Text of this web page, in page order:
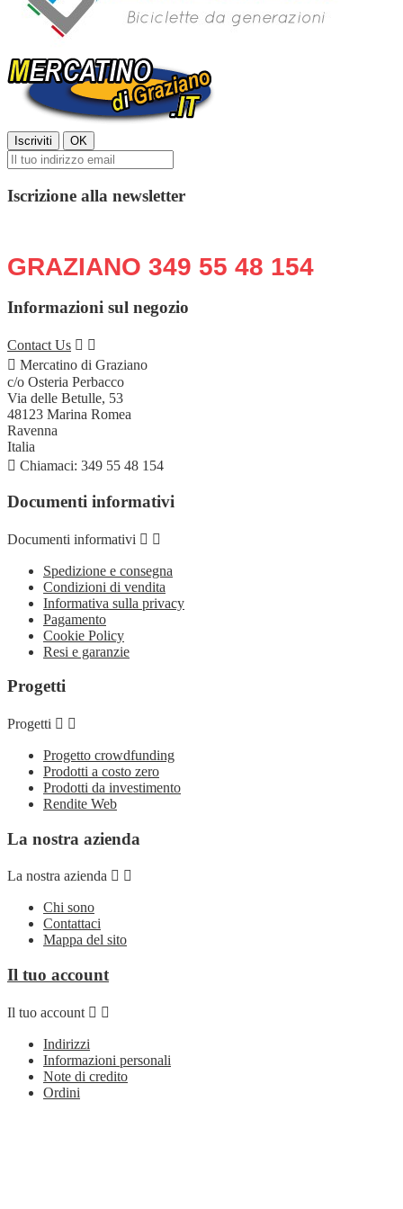
Iscrizione alla newsletter
GRAZIANO 349 55 48 154
Informazioni sul negozio
Contact Us  
 Mercatino di Graziano
c/o Osteria Perbacco
Via delle Betulle, 53
48123 Marina Romea
Ravenna
Italia
 Chiamaci: 349 55 48 154
Documenti informativi
Documenti informativi  
Spedizione e consegna
Condizioni di vendita
Informativa sulla privacy
Pagamento
Cookie Policy
Resi e garanzie
Progetti
Progetti  
Progetto crowdfunding
Prodotti a costo zero
Prodotti da investimento
Rendite Web
La nostra azienda
La nostra azienda  
Chi sono
Contattaci
Mappa del sito
Il tuo account
Il tuo account  
Indirizzi
Informazioni personali
Note di credito
Ordini